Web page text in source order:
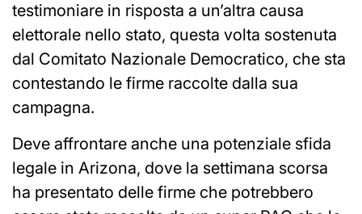
testimoniare in risposta a un’altra causa
elettorale nello stato, questa volta sostenuta
dal Comitato Nazionale Democratico, che sta
contestando le firme raccolte dalla sua
campagna.
Deve affrontare anche una potenziale sfida
legale in Arizona, dove la settimana scorsa
ha presentato delle firme che potrebbero